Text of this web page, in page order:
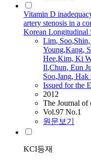
Vitamin D
artery stenosis in a
Korean Longitudinal
Lim, Soo,
Young,Kang,
Hee,Kim, Ki
Il,Chun, Eun
Soo,Jang, Hak
Issued for the
2012
The Journal of
Vol.97 No.1
원문보기
KCI등재